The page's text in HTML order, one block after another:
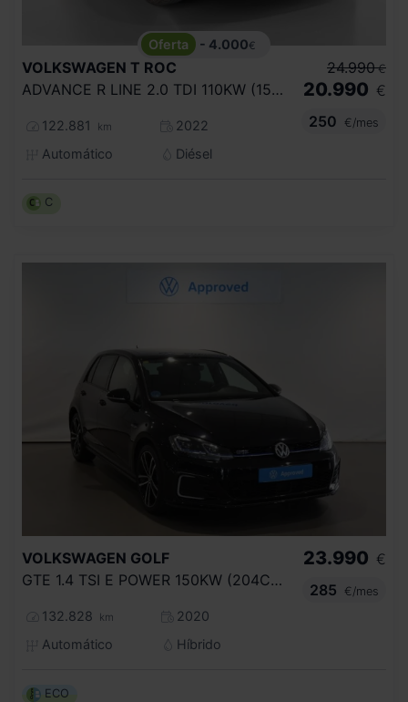
- 4.000€
VOLKSWAGEN T ROC
ADVANCE R LINE 2.0 TDI 110KW (150CV)
122.881 km
2022
Automático
Diésel
24.990 €
20.990 €
250
€/mes
C
VOLKSWAGEN GOLF
GTE 1.4 TSI E POWER 150KW (204CV) DSG
132.828 km
2020
Automático
Híbrido
23.990 €
285
€/mes
ECO